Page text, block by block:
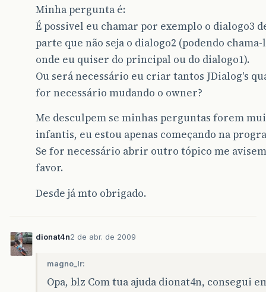
Minha pergunta é:
É possivel eu chamar por exemplo o dialogo3
parte que não seja o dialogo2 (podendo chama-
onde eu quiser do principal ou do dialogo1).
Ou será necessário eu criar tantos JDialog's
for necessário mudando o owner?
Me desculpem se minhas perguntas forem
infantis, eu estou apenas começando na
Se for necessário abrir outro tópico me
favor.
Desde já mto obrigado.
dionat4n2 de abr. de 2009
magno_lr:
Opa, blz Com tua ajuda dionat4n, consegui